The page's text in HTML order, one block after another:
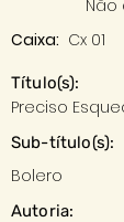
Não
Caixa: Cx 01
Título(s):
Preciso
Sub-título(s):
Bolero
Autoria: